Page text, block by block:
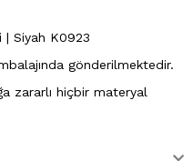
| Siyah K0923
gönderilmektedir.
zararlı hiçbir materyal